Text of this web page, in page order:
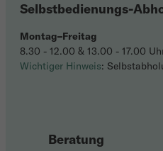
Beratung
Selbstbedienungs-
Montag–Freitag
8.30 - 12.00 & 13.00 - 17.00
Wichtiger Hinweis: